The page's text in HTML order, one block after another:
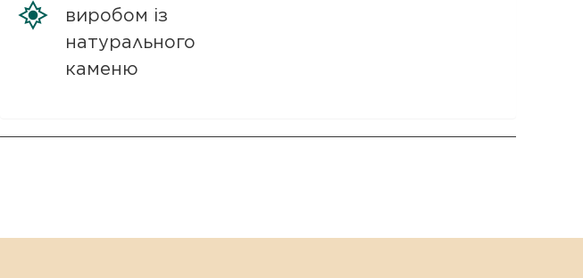
виробом із
натурального
каменю